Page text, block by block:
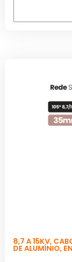
8,7 A 15KV,
DE ALUMÍNIO,